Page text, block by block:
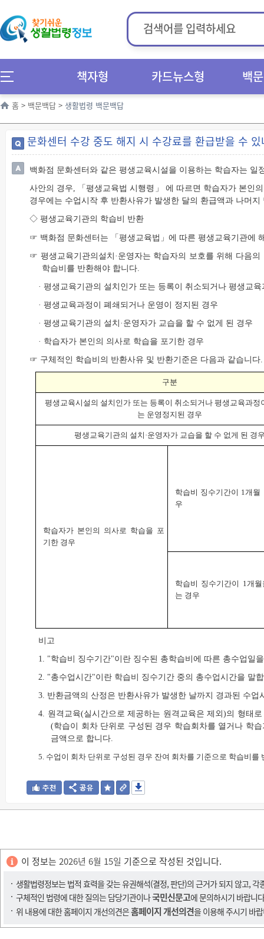
책자형 카드뉴스형 백
홈 > 백문백답 > 생활법령 백문백답
문화센터 수강 중도 해지 시 수강료를 환급받을 수 있
백화점 문화센터와 같은 평생교육시설을 이용하는 학습자는
사안의 경우, 「평생교육법 시행령」 에 따르면 학습자가 본인
경우에는 수업시작 후 반환사유가 발생한 달의 환급액과 나머
◇ 평생교육기관의 학습비 반환
☞ 백화점 문화센터는 「평생교육법」에 따른 평생교육기관에
☞ 평생교육기관의설치·운영자는 학습자의 보호를 위해 다음
학습비를 반환해야 합니다.
· 평생교육기관의 설치인가 또는 등록이 취소되거나 평생교
· 평생교육과정이 폐쇄되거나 운영이 정지된 경우
· 평생교육기관의 설치·운영자가 교습을 할 수 없게 된 경우
· 학습자가 본인의 의사로 학습을 포기한 경우
☞ 구체적인 학습비의 반환사유 및 반환기준은 다음과 같습니다.
구분
평생교육시설의 설치인가 또는 등록이 취소되거나 평생교육과정
는 운영정지된 경우
평생교육기관의 설치·운영자가 교습을 할 수 없게 된 경
학습자가 본인의 의사로 학습을 포
기한 경우
학습비 징수기간이 1개월
우
학습비 징수기간이 1개
는 경우
비고
1. "학습비 징수기간"이란 징수된 총학습비에 따른 총수업일
2. "총수업시간"이란 학습비 징수기간 중의 총수업시간을 말
3. 반환금액의 산정은 반환사유가 발생한 날까지 경과된 수업
4. 원격교육(실시간으로 제공하는 원격교육은 제외)의 형태
(학습이 회차 단위로 구성된 경우 학습회차를 열거나 학
금액으로 합니다.
5. 수업이 회차 단위로 구성된 경우 잔여 회차를 기준으로 학습비를
이 정보는 2026년 6월 15일 기준으로 작성된 것입니다.
생활법령정보는 법적 효력을 갖는 유권해석(결정, 판단)의 근거가 되지 않고,
구체적인 법령에 대한 질의는 담당기관이나국민신문고에 문의하시기 바랍니
위 내용에 대한 홈페이지 개선의견은홈페이지 개선의견을 이용해 주시기 바